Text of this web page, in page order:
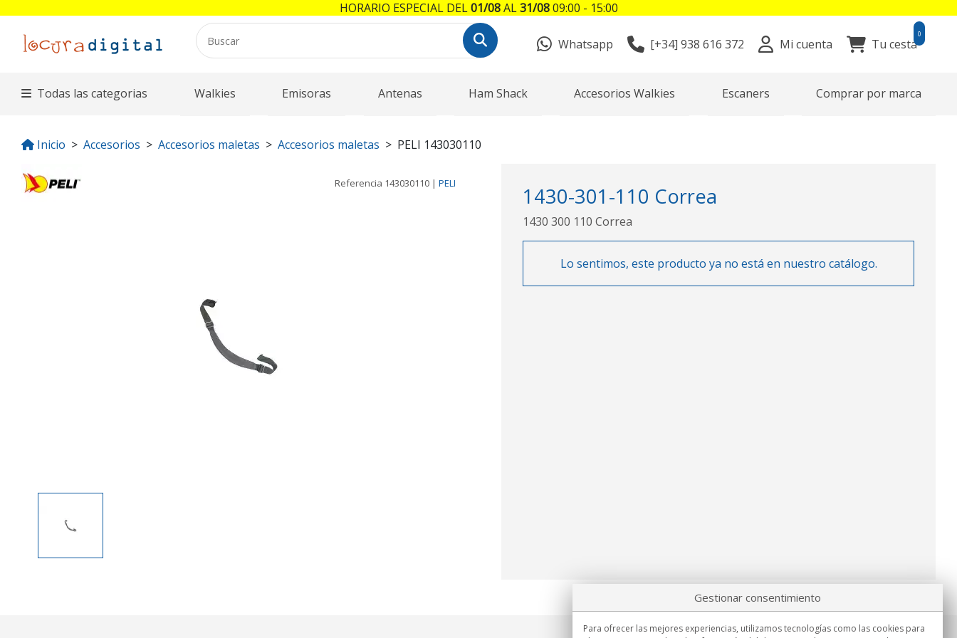
Whatsapp [+34] 938 616 372 Mi cuenta Tu cesta
0
Todas las categorias Walkies Emisoras Antenas Ham Shack Accesorios Walkies Escaners Comprar por marca
Inicio Accesorios Accesorios maletas Accesorios maletas PELI 143030110
Referencia 143030110 | PELI 1430-301-110 Correa
1430 300 110 Correa
Lo sentimos, este producto ya no está en nuestro catálogo.
Gestionar consentimiento
Para ofrecer las mejores experiencias, utilizamos tecnologías como las cookies para
HORARIO ESPECIAL DEL01/08AL31/0809:00 - 15:00